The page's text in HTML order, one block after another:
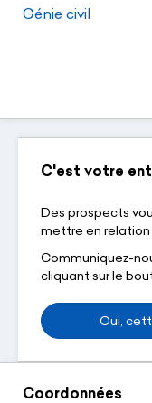
Génie civil
C'est votre
Des prospects
mettre en relation
Communiquez-
cliquant sur le
Oui,
Coordonnées